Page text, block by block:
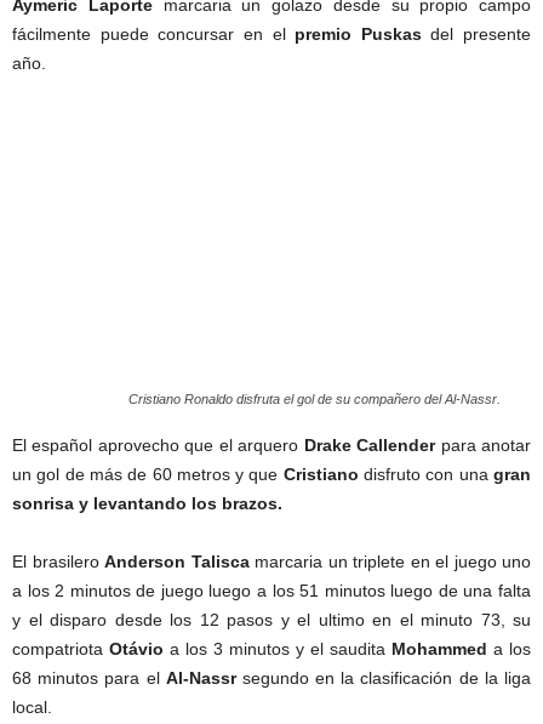
Aymeric Laportemarcaria un golazo desde su propio campo
fácilmente puede concursar en el premio Puskasdel presente
año.
Cristiano Ronaldo disfruta el gol de su compañero del Al-Nassr.
El español aprovecho que el arquero Drake Callenderpara anotar
un gol de más de 60 metros y que Cristiano disfruto con unagran
sonrisa y levantando los brazos.
El brasilero Anderson Taliscamarcaria un triplete en el juego uno
a los 2 minutos de juego luego a los 51 minutos luego de una falta
y el disparo desde los 12 pasos y el ultimo en el minuto 73, su
compatriota Otávio a los 3 minutos y el saudita Mohammed a los
68 minutos para el Al-Nassrsegundo en la clasificación de la liga
local.